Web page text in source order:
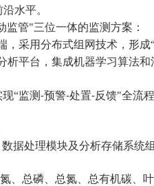
沿水平。
监管"三位一体的监测方案 ：
，采用分布式组网技术，形成
析平台，集成机器学习算法
“监测-预警-处置-反馈"全流
据处理模块及分析存储系统
氮、总磷、总氮、总有机碳、叶